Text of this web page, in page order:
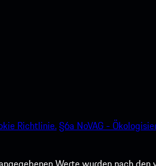
Richtlinie.§6a NoVAG -